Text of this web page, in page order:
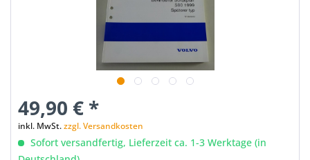
49,90 € *
inkl. MwSt.zzgl. Versandkosten
Sofort versandfertig, Lieferzeit ca. 1-3 Werktage (in